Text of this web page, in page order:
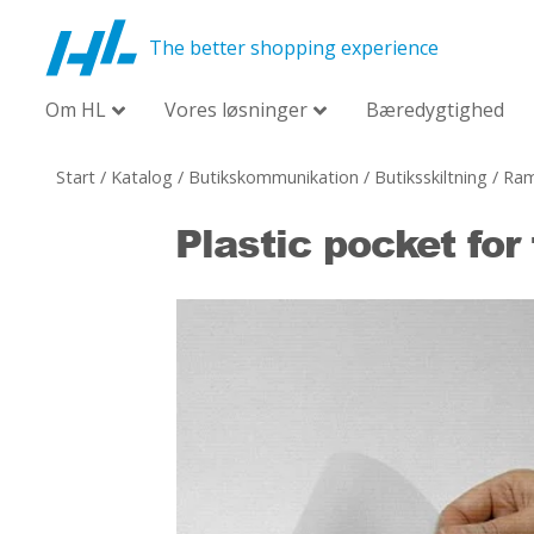
The better shopping experience
Om HL Vores løsninger Bæredygtighed
Start / Katalog / Butikskommunikation / Butiksskiltning /
Plastic pocket for